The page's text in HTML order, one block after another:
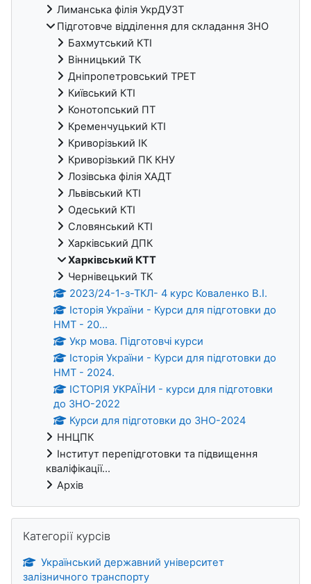
Лиманська філія УкрДУЗТ
Підготовче відділення для складання ЗНО
Бахмутський КТІ
Вінницький ТК
Дніпропетровський ТРЕТ
Київський КТІ
Конотопський ПТ
Кременчуцький КТІ
Криворізький ІК
Криворізький ПК КНУ
Лозівська філія ХАДТ
Львівський КТІ
Одеський КТІ
Словянський КТІ
Харківський ДПК
Харківський КТТ
Чернівецький ТК
2023/24-1-з-ТКЛ- 4 курс Коваленко В.І.
Історія України - Курси для підготовки до
НМТ - 20...
Укр мова. Підготовчі курси
Історія України - Курси для підготовки до
НМТ - 2024.
ІСТОРІЯ УКРАЇНИ - курси для підготовки
до ЗНО-2022
Курси для підготовки до ЗНО-2024
ННЦПК
Інститут перепідготовки та підвищення
кваліфікації...
Архів
Категорії курсів
Український державний університет
залізничного транспорту